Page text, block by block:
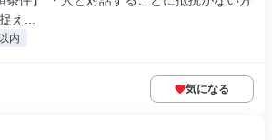
え...
内
気になる